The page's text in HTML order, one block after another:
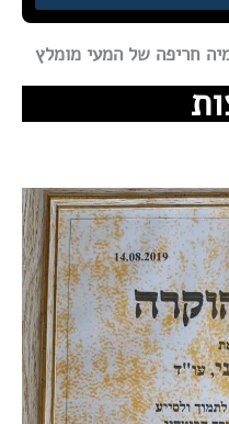
חריפה של המעי מומלץ